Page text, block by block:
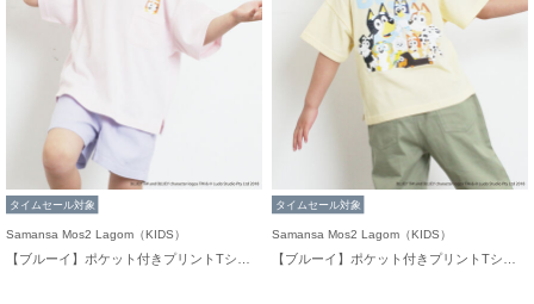
タイムセール対象
Samansa Mos2 Lagom（KIDS）
タイムセール対象
Samansa Mos2 Lagom（KIDS）